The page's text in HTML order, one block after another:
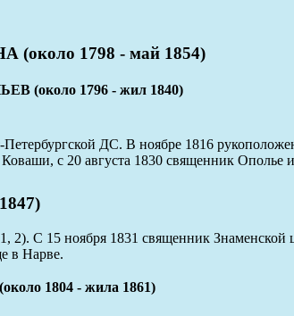
1798 - май 1854)
(около 1796 - жил 1840)
ДС. В ноябре 1816
с 20 августа 1830 священник Ополье
2). С 15 ноября 1831 священник
в Нарве.
1804 - жила 1861)